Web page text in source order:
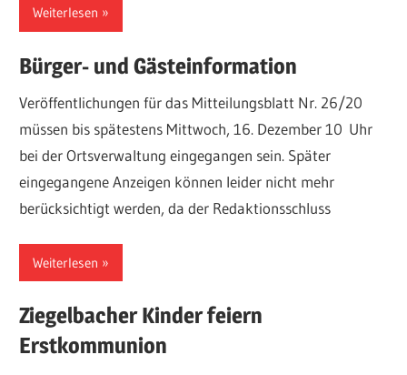
Weiterlesen
Bürger- und Gästeinformation
Veröffentlichungen für das Mitteilungsblatt Nr. 26/20
müssen bis spätestens Mittwoch, 16. Dezember 10 Uhr
bei der Ortsverwaltung eingegangen sein. Später
eingegangene Anzeigen können leider nicht mehr
berücksichtigt werden, da der Redaktionsschluss
Weiterlesen
Ziegelbacher Kinder feiern
Erstkommunion